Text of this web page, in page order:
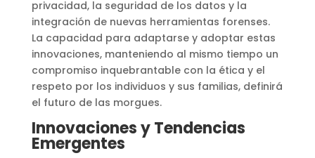
privacidad, la seguridad de los datos y la
integración de nuevas herramientas forenses.
La capacidad para adaptarse y adoptar estas
innovaciones, manteniendo al mismo tiempo un
compromiso inquebrantable con la ética y el
respeto por los individuos y sus familias, definirá
el futuro de las morgues.
Innovaciones y Tendencias
Emergentes